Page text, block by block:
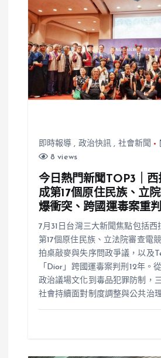
即時報導 , 政治快訊 , 社會新聞
8 views
今日熱門新聞TOP3｜
成第17個原住民族、立
爆衝突、跨國運毒案重
7月31日台灣三大新聞焦點包括西
第17個原住民族、立法院審查電
拍桌敲麥與失序問政爭議，以及
「Dior」跨國運毒案判刑12年。
政治議場文化到毒品犯罪防制，
社會持續面對制度調整與公共治